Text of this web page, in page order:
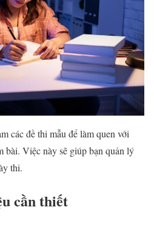
các đề thi mẫu để làm quen với
bài. Việc này sẽ giúp bạn quản lý
thi.
cần thiết